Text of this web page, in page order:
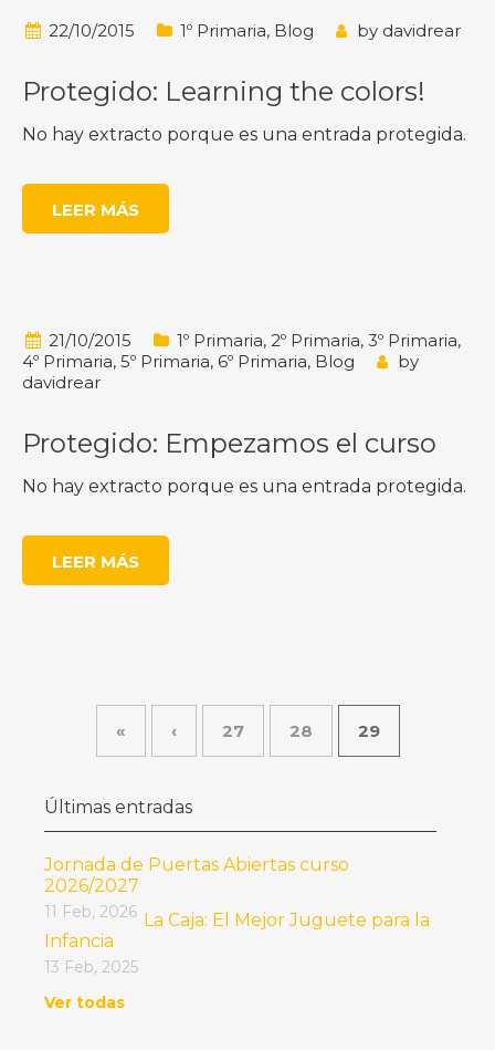
22/10/2015 1º Primaria, Blog by davidrear
Protegido: Learning the colors!
No hay extracto porque es una entrada protegida.
LEER MÁS
21/10/2015 1º Primaria, 2º Primaria, 3º Primaria,
4º Primaria, 5º Primaria, 6º Primaria, Blog
by
davidrear
Protegido: Empezamos el curso
No hay extracto porque es una entrada protegida.
LEER MÁS
« ‹ 27 28 29
Últimas entradas
Jornada de Puertas Abiertas curso
2026/2027
11 Feb, 2026 La Caja: El Mejor Juguete para la
Infancia
13 Feb, 2025
Ver todas